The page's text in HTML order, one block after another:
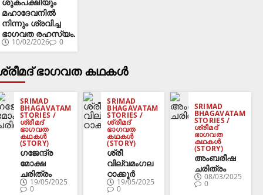
മഹാദേവനിൽ
നിന്നും ശ്രവിച്ച
ഭാഗവത രഹസ്യം.
10/02/2026 0
ഭാഗവത കഥകൾ
SRIMAD
BHAGAVATAM
STORIES /
ശ്രീമദ്
ഭാഗവത
കഥകൾ
(STORY)
ഗജേന്ദ്ര
മോക്ഷ
ചരിത്രം
19/05/2025
0
SRIMAD
BHAGAVATAM
STORIES /
ശ്രീമദ്
ഭാഗവത
കഥകൾ
(STORY)
ശ്രീ
വില്വമംഗല
ഠാക്കൂർ
19/05/2025
0
SRIMAD
BHAGAVATAM
STORIES /
ശ്രീമദ്
ഭാഗവത
കഥകൾ
(STORY)
അംബരീഷ
ചരിത്രം
08/03/2025
0